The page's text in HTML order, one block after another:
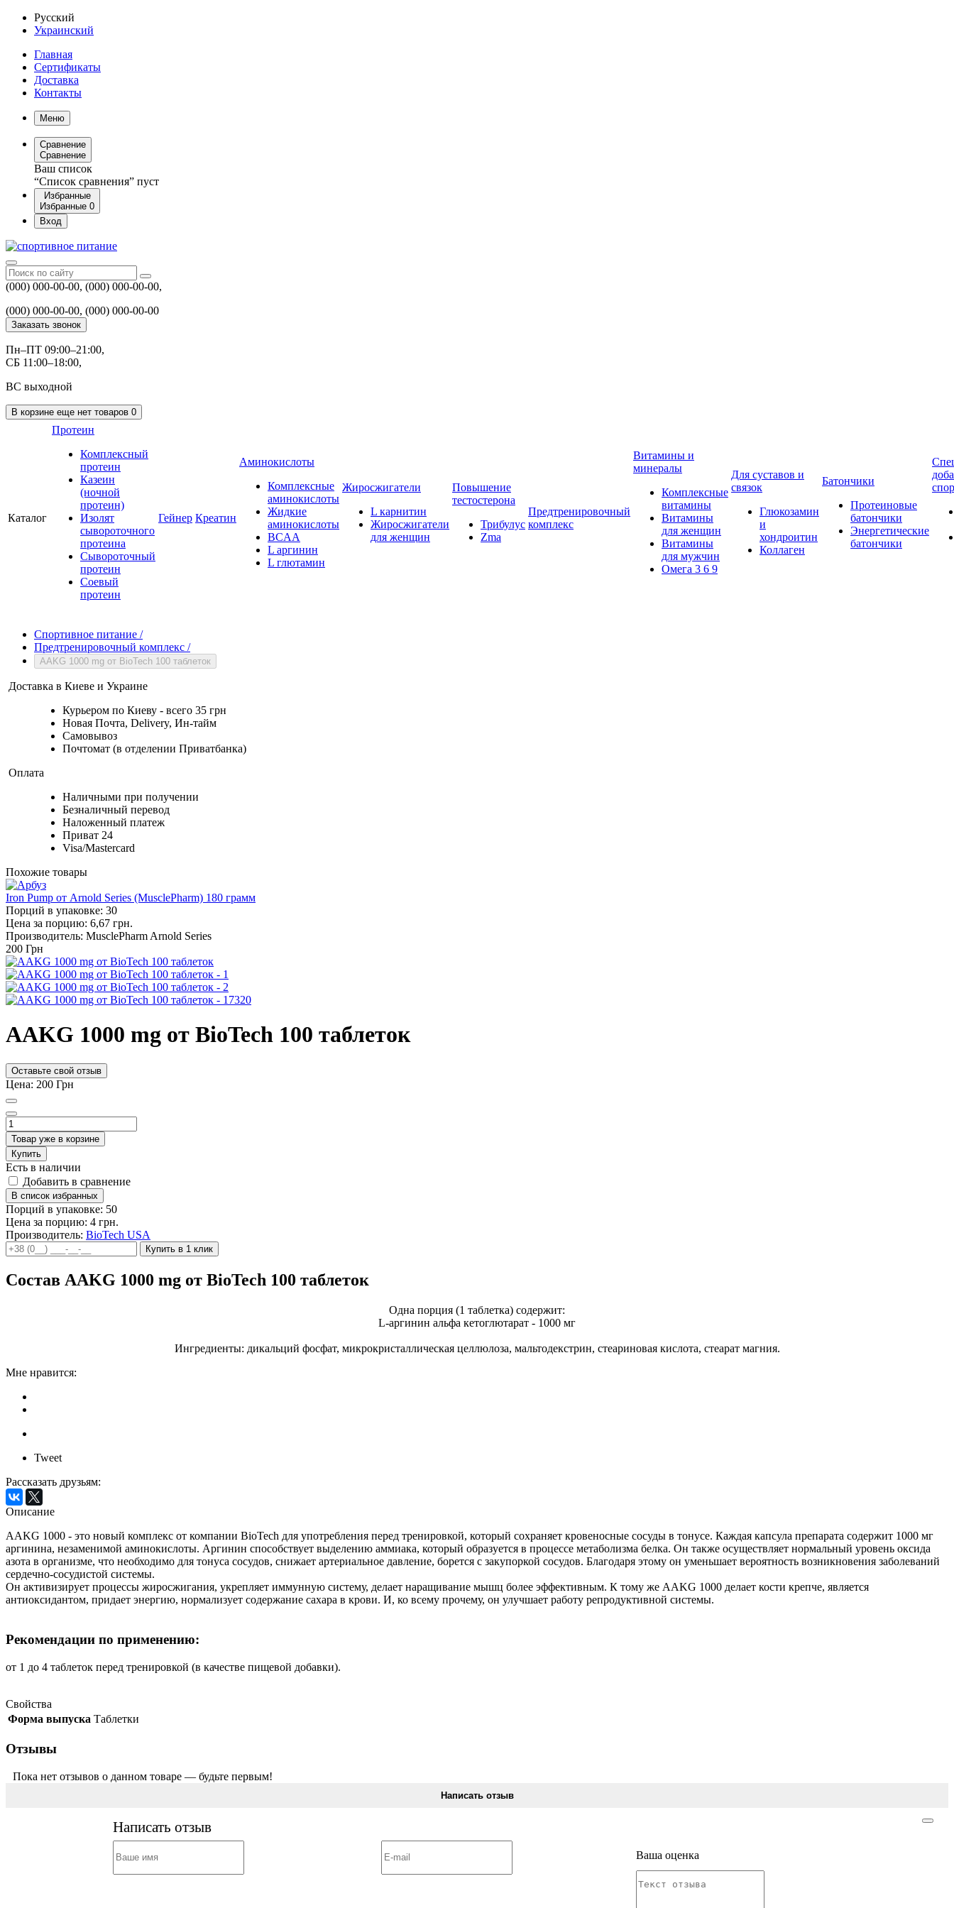
Русский
Украинский
Главная
Сертификаты
Доставка
Контакты
Меню
Сравнение
Сравнение
Ваш список
“Список сравнения” пуст
Избранные
Избранные 0
Вход
(000) 000-00-00, (000) 000-00-00,
(000) 000-00-00, (000) 000-00-00
Заказать звонок
Пн–ПТ 09:00–21:00,
СБ 11:00–18:00,
ВС выходной
В корзине еще нет товаров 0
Каталог
Протеин
Комплексный
протеин
Казеин
(ночной
протеин)
Изолят
сывороточного
протеина
Сывороточный
протеин
Соевый
протеин
Гейнер Креатин
Аминокислоты
Комплексные
аминокислоты
Жидкие
аминокислоты
BCAA
L аргинин
L глютамин
Жиросжигатели
L карнитин
Жиросжигатели
для женщин
Повышение
тестостерона
Трибулус
Zma
Предтренировочный
комплекс
Витамины и
минералы
Комплексные
витамины
Витамины
для женщин
Витамины
для мужчин
Омега 3 6 9
Для суставов и
связок
Глюкозамин
и
хондроитин
Коллаген
Батончики
Протеиновые
батончики
Энергетические
батончики
Спортивное питание /
Предтренировочный комплекс /
AAKG 1000 mg от BioTech 100 таблеток
Доставка в Киеве и Украине
Курьером по Киеву - всего 35 грн
Новая Почта, Delivery, Ин-тайм
Самовывоз
Почтомат (в отделении Приватбанка)
Оплата
Наличными при получении
Безналичный перевод
Наложенный платеж
Приват 24
Visa/Mastercard
Похожие товары
Iron Pump от Arnold Series (MusclePharm) 180 грамм
Порций в упаковке: 30
Цена за порцию: 6,67 грн.
Производитель: MusclePharm Arnold Series
200 Грн
AAKG 1000 mg от BioTech 100 таблеток
Оставьте свой отзыв
Цена: 200 Грн
Товар уже в корзине
Купить
Есть в наличии
Добавить в сравнение
В список избранных
Порций в упаковке: 50
Цена за порцию: 4 грн.
Производитель: BioTech USA
Купить в 1 клик
Состав AAKG 1000 mg от BioTech 100 таблеток
Одна порция (1 таблетка) содержит:
L-аргинин альфа кетоглютарат - 1000 мг
Ингредиенты: дикальций фосфат, микрокристаллическая целлюлоза, мальтодекстрин, стеариновая кислота, стеарат магния.
Мне нравится:
Tweet
Рассказать друзьям:
Описание
AAKG 1000 - это новый комплекс от компании BioTech для употребления перед тренировкой, который сохраняет кровеносные сосуды в тонусе. Каждая капсула препарата содержит 1000 мг
аргинина, незаменимой аминокислоты. Аргинин способствует выделению аммиака, который образуется в процессе метаболизма белка. Он также осуществляет нормальный уровень оксида
азота в организме, что необходимо для тонуса сосудов, снижает артериальное давление, борется с закупоркой сосудов. Благодаря этому он уменьшает вероятность возникновения заболеваний
сердечно-сосудистой системы.
Он активизирует процессы жиросжигания, укрепляет иммунную систему, делает наращивание мышц более эффективным. К тому же AAKG 1000 делает кости крепче, является
антиоксидантом, придает энергию, нормализует содержание сахара в крови. И, ко всему прочему, он улучшает работу репродуктивной системы.
Рекомендации по применению:
от 1 до 4 таблеток перед тренировкой (в качестве пищевой добавки).
Свойства
Форма выпуска Таблетки
Отзывы
Пока нет отзывов о данном товаре — будьте первым!
Написать отзыв
Написать отзыв
Ваша оценка